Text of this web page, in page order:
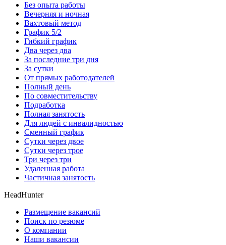
Без опыта работы
Вечерняя и ночная
Вахтовый метод
График 5/2
Гибкий график
Два через два
За последние три дня
За сутки
От прямых работодателей
Полный день
По совместительству
Подработка
Полная занятость
Для людей с инвалидностью
Сменный график
Сутки через двое
Сутки через трое
Три через три
Удаленная работа
Частичная занятость
HeadHunter
Размещение вакансий
Поиск по резюме
О компании
Наши вакансии